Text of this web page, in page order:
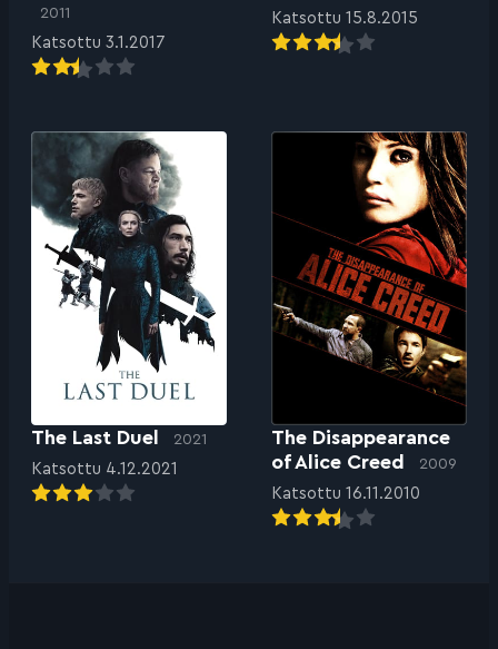
2011
Katsottu 3.1.2017
Katsottu 15.8.2015
The Last Duel 2021
Katsottu 4.12.2021
The Disappearance
of Alice Creed
2009
Katsottu 16.11.2010